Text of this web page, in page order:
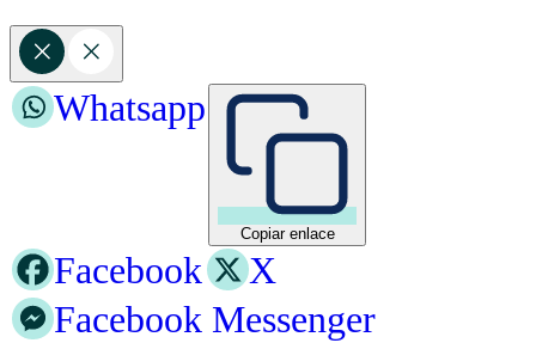
Copiar enlace
Whatsapp
Facebook
X
Facebook Messenger